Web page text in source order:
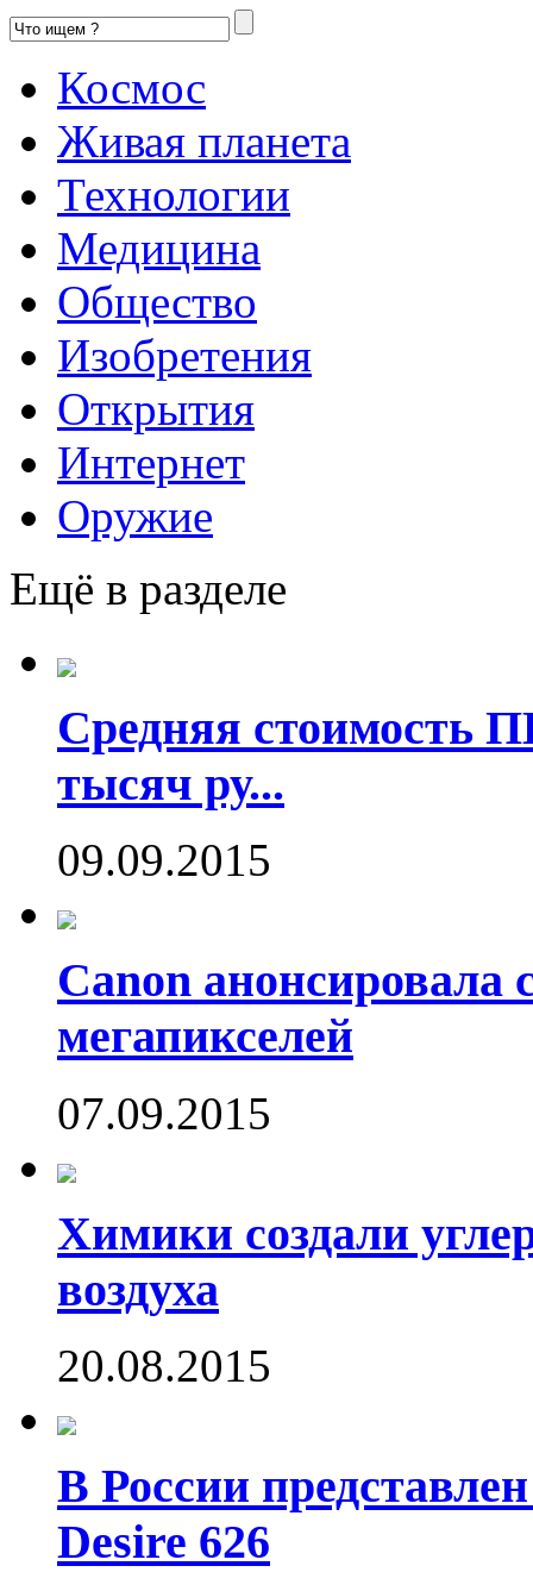
Космос
Живая планета
Технологии
Медицина
Общество
Изобретения
Открытия
Интернет
Оружие
Ещё в разделе
Средняя стоимость
тысяч ру...
09.09.2015
Canon анонсировала
мегапикселей
07.09.2015
Химики создали
воздуха
20.08.2015
В России
Desire 626